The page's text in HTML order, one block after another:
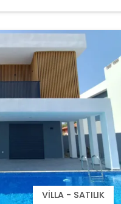
VILLA - SATILIK